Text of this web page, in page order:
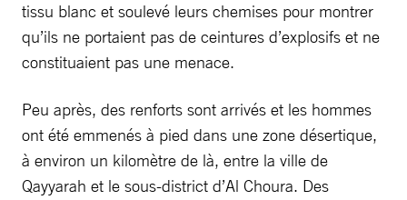
tissu blanc et soulevé leurs chemises pour montrer
qu’ils ne portaient pas de ceintures d’explosifs et ne
constituaient pas une menace.
Peu après, des renforts sont arrivés et les hommes
ont été emmenés à pied dans une zone désertique,
à environ un kilomètre de là, entre la ville de
Qayyarah et le sous-district d’Al Choura. Des